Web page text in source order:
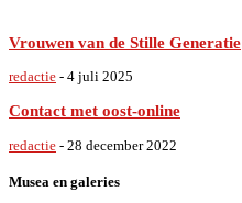
Vrouwen van de Stille Generatie
redactie - 4 juli 2025
Contact met oost-online
redactie - 28 december 2022
Musea en galeries